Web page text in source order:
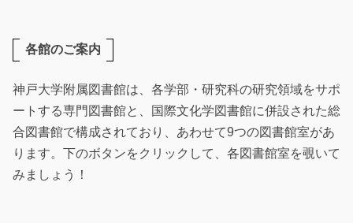
各館のご案内
神戸大学附属図書館は、各学部・研究科の研究領域をサポ
ートする専門図書館と、国際文化学図書館に併設された総
合図書館で構成されており、あわせて9つの図書館室があ
ります。下のボタンをクリックして、各図書館室を覗いて
みましょう！